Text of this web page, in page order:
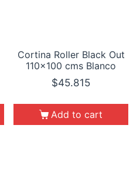
Cortina Roller Black Out
110×100 cms Blanco
$45.815
Add to cart